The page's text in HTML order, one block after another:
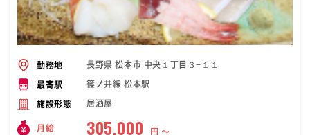
勤務地 長野県 松本市 中央１丁目３−１１
最寄駅 篠ノ井線 松本駅
施設形態 居酒屋
月給 305,000 円 〜